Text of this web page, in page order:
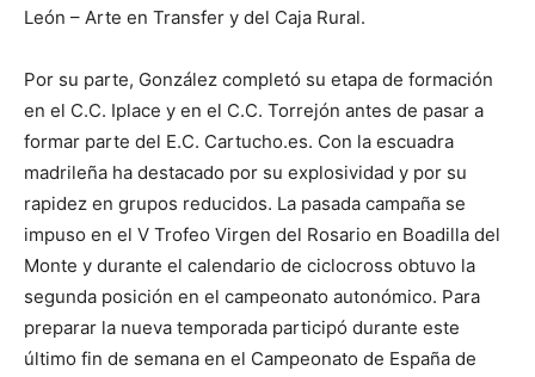
León – Arte en Transfer y del Caja Rural.
Por su parte, González completó su etapa de formación
en el C.C. Iplace y en el C.C. Torrejón antes de pasar a
formar parte del E.C. Cartucho.es. Con la escuadra
madrileña ha destacado por su explosividad y por su
rapidez en grupos reducidos. La pasada campaña se
impuso en el V Trofeo Virgen del Rosario en Boadilla del
Monte y durante el calendario de ciclocross obtuvo la
segunda posición en el campeonato autonómico. Para
preparar la nueva temporada participó durante este
último fin de semana en el Campeonato de España de